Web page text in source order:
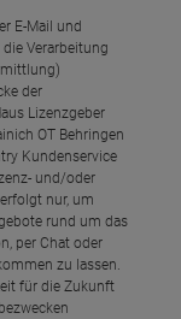
E-Mail und
Verarbeitung
der
Lizenzgeber
OT Behringen
Kundenservice
und/oder
nur, um
rund um das
per Chat oder
zu lassen.
für die Zukunft